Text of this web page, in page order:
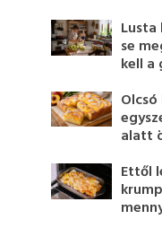
se
kell a
alatt
Ettől